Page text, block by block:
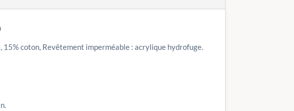
coton, Revêtement imperméable : acrylique hydrofuge.